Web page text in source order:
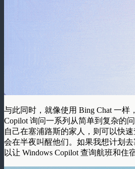
与此同时，就像使用 Bing Chat 一样
Copilot 询问一系列从简单到复杂的
自己在塞浦路斯的家人，则可以快
会在半夜叫醒他们。如果我想计划
以让 Windows Copilot 查询航班和住宿